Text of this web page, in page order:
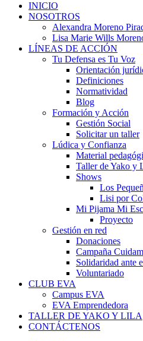
INICIO
NOSOTROS
Alexandra Moreno
Lisa Marie Wills
LÍNEAS DE ACCIÓN
Tu Defensa es Tu Voz
Orientación
Definiciones
Normatividad
Blog
Formación y Acción
Gestión Social
Solicitar un taller
Lúdica y Confianza
Material
Taller de Yako y
Shows
Los
Lisi por
Mi Pijama Mi
Proyecto
Gestión en red
Donaciones
Campaña
Solidaridad ante
Voluntariado
CLUB EVA
Campus EVA
EVA Emprendedora
TALLER DE YAKO Y LILA
CONTÁCTENOS